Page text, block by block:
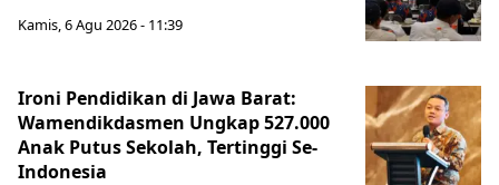
Kamis, 6 Agu 2026 - 11:39
Ironi Pendidikan di Jawa Barat:
Wamendikdasmen Ungkap 527.000
Anak Putus Sekolah, Tertinggi Se-
Indonesia